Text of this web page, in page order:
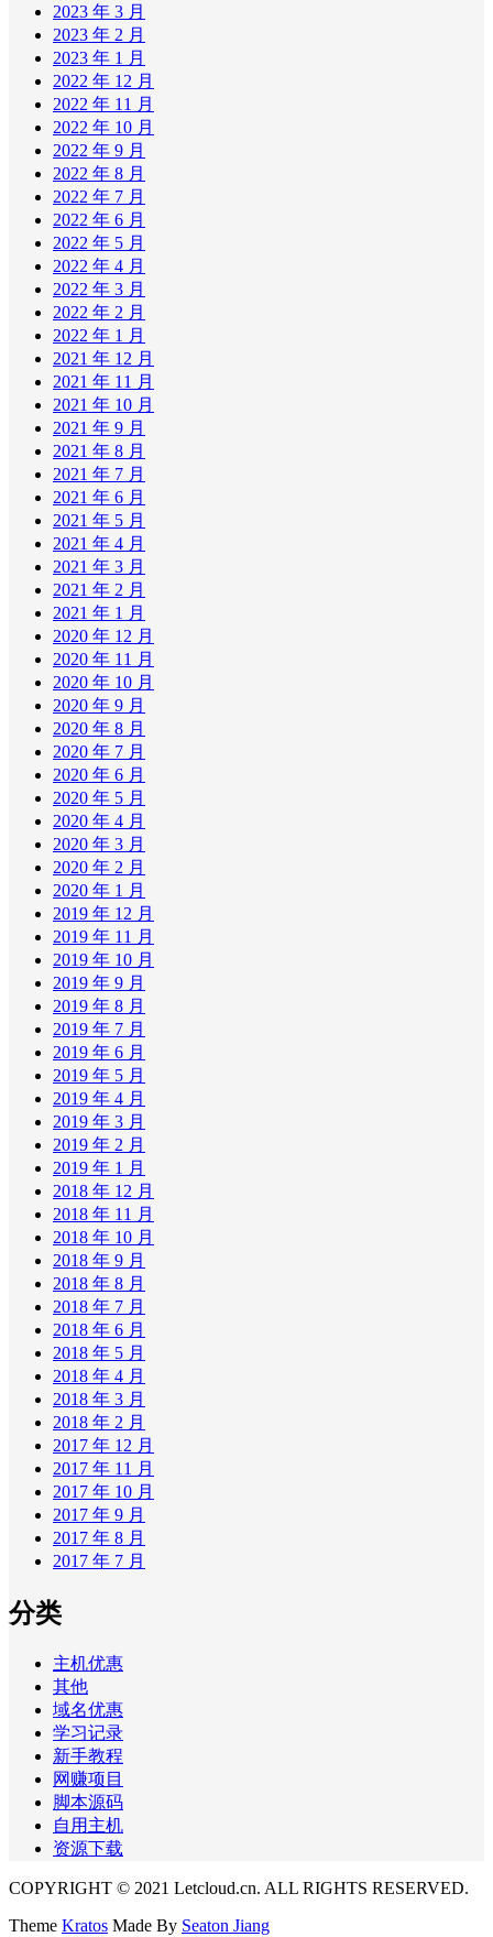
2023 年 3 月
2023 年 2 月
2023 年 1 月
2022 年 12 月
2022 年 11 月
2022 年 10 月
2022 年 9 月
2022 年 8 月
2022 年 7 月
2022 年 6 月
2022 年 5 月
2022 年 4 月
2022 年 3 月
2022 年 2 月
2022 年 1 月
2021 年 12 月
2021 年 11 月
2021 年 10 月
2021 年 9 月
2021 年 8 月
2021 年 7 月
2021 年 6 月
2021 年 5 月
2021 年 4 月
2021 年 3 月
2021 年 2 月
2021 年 1 月
2020 年 12 月
2020 年 11 月
2020 年 10 月
2020 年 9 月
2020 年 8 月
2020 年 7 月
2020 年 6 月
2020 年 5 月
2020 年 4 月
2020 年 3 月
2020 年 2 月
2020 年 1 月
2019 年 12 月
2019 年 11 月
2019 年 10 月
2019 年 9 月
2019 年 8 月
2019 年 7 月
2019 年 6 月
2019 年 5 月
2019 年 4 月
2019 年 3 月
2019 年 2 月
2019 年 1 月
2018 年 12 月
2018 年 11 月
2018 年 10 月
2018 年 9 月
2018 年 8 月
2018 年 7 月
2018 年 6 月
2018 年 5 月
2018 年 4 月
2018 年 3 月
2018 年 2 月
2017 年 12 月
2017 年 11 月
2017 年 10 月
2017 年 9 月
2017 年 8 月
2017 年 7 月
分类
主机优惠
其他
域名优惠
学习记录
新手教程
网赚项目
脚本源码
自用主机
资源下载
COPYRIGHT © 2021 Letcloud.cn. ALL RIGHTS RESERVED.
Theme Kratos Made By Seaton Jiang